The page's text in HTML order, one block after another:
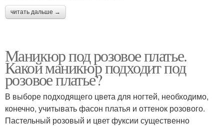
читать дальше →
Маникюр под розовое платье.
Какой маникюр подходит под
розовое платье?
В выборе подходящего цвета для ногтей, необходимо,
конечно, учитывать фасон платья и оттенок розового.
Пастельный розовый и цвет фуксии существенно